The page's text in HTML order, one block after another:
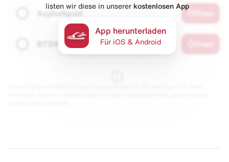
Asphaltgold
listen wir diese in unserer kostenlosen App
App herunterladen
Für iOS & Android